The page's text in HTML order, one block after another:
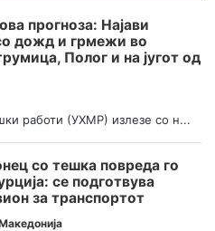
прогноза: Најави
дожд и грмежи во
Полог и на југот од
работи (УХМР) излезе со н...
со тешка повреда го
се подготвува
за транспортот